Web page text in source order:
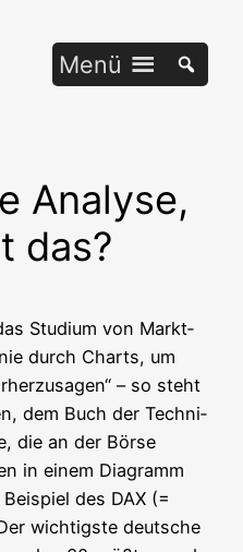
Menü
Analyse,
das?
Stu­di­um von Markt­
durch Charts, um
– so steht
dem Buch der Tech­ni­
die an der Bör­se
in einem Dia­gramm
des DAX (=
wich­tigs­te deut­sche